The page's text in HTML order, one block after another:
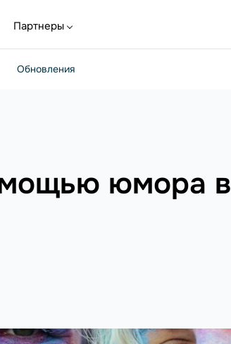
Партнеры
Обновления
юмора в